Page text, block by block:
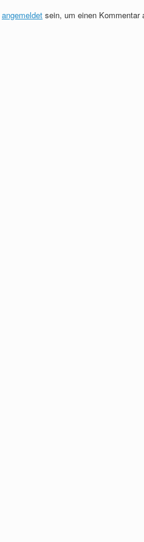
angemeldet sein, um einen Kommentar